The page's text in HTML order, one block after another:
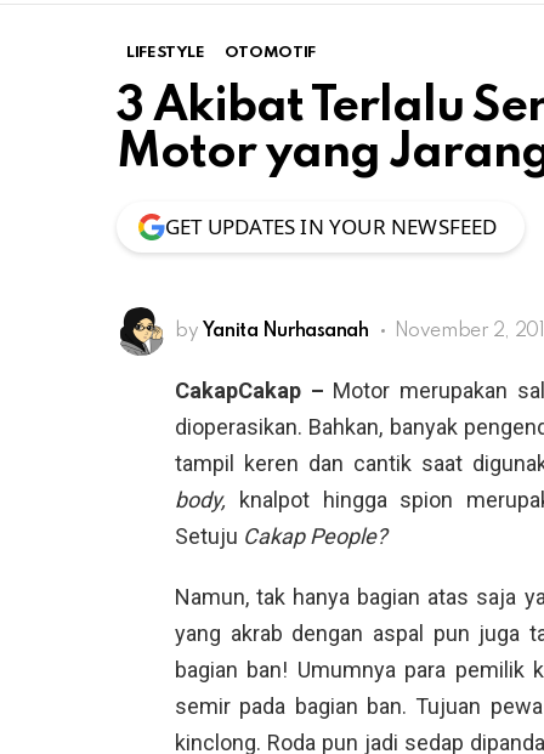
LIFESTYLE OTOMOTIF
3 Akibat Terlalu
Motor yang
GET UPDATES IN YOUR NEWSFEED
by Yanita Nurhasanah November 2,
CakapCakap – Motor merupakan
dioperasikan. Bahkan, banyak
tampil keren dan cantik saat
body, knalpot hingga spion
Setuju Cakap People?
Namun, tak hanya bagian atas saja
yang akrab dengan aspal pun juga
bagian ban! Umumnya para pemilik
semir pada bagian ban. Tujuan
kinclong. Roda pun jadi sedap